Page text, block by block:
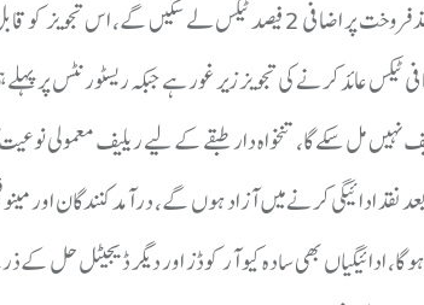
مینو فیکچررز اور درآمد کنندگان نقد فروخت پر اضافی 2
ٹیکس عائد کرنے کی تجویز زیر غور ہے جبکہ ریسٹورنٹس پر
نہیں مل سکے گا، تنخواہ دار طبقے کے لیے ریلیف معمولی نوعیت
گا، ادائیگیاں بھی سادہ کیو آر کوڈز اور دیگر ڈیجیٹل حل